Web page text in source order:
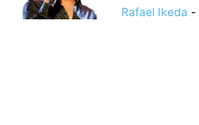
Rafael Ikeda -